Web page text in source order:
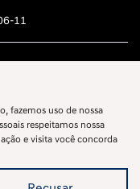
11
fazemos uso de nossa
respeitamos nossa
e visita você concorda